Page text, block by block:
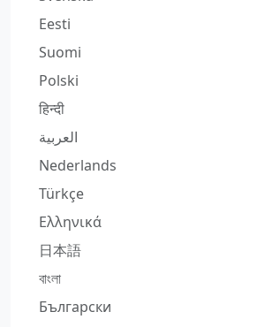
Eesti
Suomi
Polski
हिन्दी
العربية
Nederlands
Türkçe
Ελληνικά
日本語
বাংলা
Български